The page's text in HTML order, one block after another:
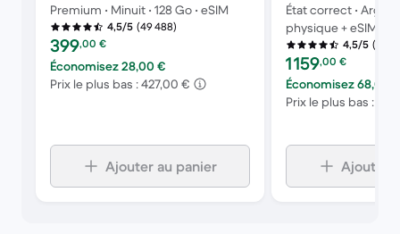
Premium • Minuit • 128 Go • eSIM
4,5/5 (49 488)
Prix reconditionné :
399,00 €
Économisez 28,00 €
Prix le plus bas : 427,00 €
Ajouter au panier
État correct • Argent
physique + eSIM •
4,5/5 (1
Prix reconditionné :
1 159,00 €
Économisez 68,00
Prix le plus bas : 1
Ajouter